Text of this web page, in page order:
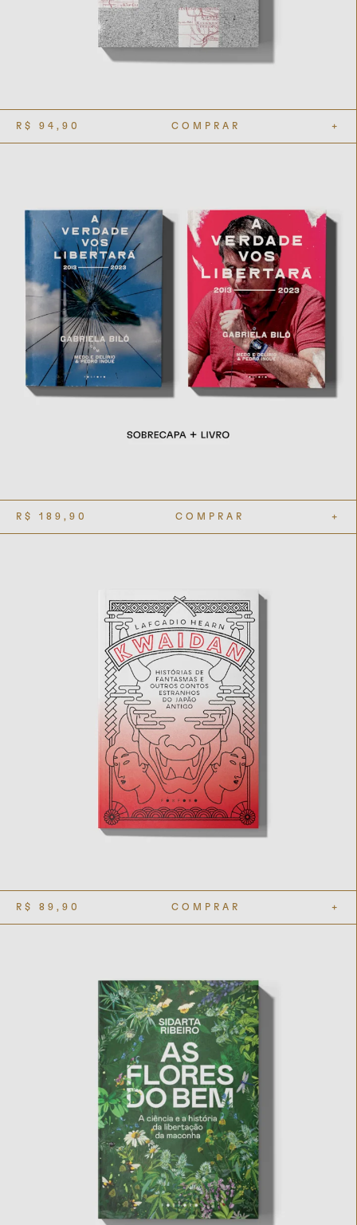
R$ 94,90 COMPRAR +
R$ 189,90 COMPRAR +
R$ 89,90 COMPRAR +